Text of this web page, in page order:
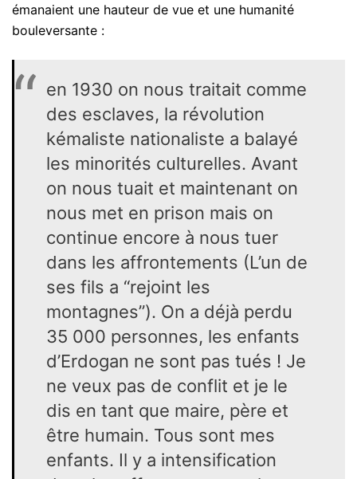
émanaient une hauteur de vue et une humanité
bouleversante :
en 1930 on nous traitait comme
des esclaves, la révolution
kémaliste nationaliste a balayé
les minorités culturelles. Avant
on nous tuait et maintenant on
nous met en prison mais on
continue encore à nous tuer
dans les affrontements (L’un de
ses fils a “rejoint les
montagnes”). On a déjà perdu
35 000 personnes, les enfants
d’Erdogan ne sont pas tués ! Je
ne veux pas de conflit et je le
dis en tant que maire, père et
être humain. Tous sont mes
enfants. Il y a intensification